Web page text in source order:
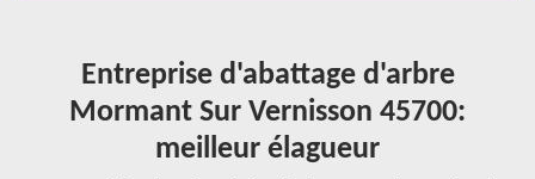
Entreprise d'abattage d'arbre
Mormant Sur Vernisson 45700:
meilleur élagueur